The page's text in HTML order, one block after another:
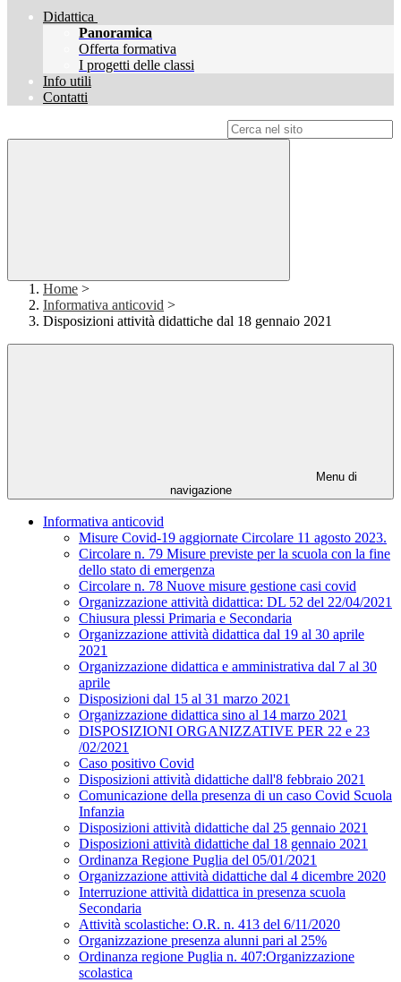
Didattica
Panoramica
Offerta formativa
I progetti delle classi
Info utili
Contatti
Home >
Informativa anticovid >
Disposizioni attività didattiche dal 18 gennaio 2021
Menu di
navigazione
Informativa anticovid
Misure Covid-19 aggiornate Circolare 11 agosto 2023.
Circolare n. 79 Misure previste per la scuola con la fine
dello stato di emergenza
Circolare n. 78 Nuove misure gestione casi covid
Organizzazione attività didattica: DL 52 del 22/04/2021
Chiusura plessi Primaria e Secondaria
Organizzazione attività didattica dal 19 al 30 aprile
2021
Organizzazione didattica e amministrativa dal 7 al 30
aprile
Disposizioni dal 15 al 31 marzo 2021
Organizzazione didattica sino al 14 marzo 2021
DISPOSIZIONI ORGANIZZATIVE PER 22 e 23
/02/2021
Caso positivo Covid
Disposizioni attività didattiche dall'8 febbraio 2021
Comunicazione della presenza di un caso Covid Scuola
Infanzia
Disposizioni attività didattiche dal 25 gennaio 2021
Disposizioni attività didattiche dal 18 gennaio 2021
Ordinanza Regione Puglia del 05/01/2021
Organizzazione attività didattiche dal 4 dicembre 2020
Interruzione attività didattica in presenza scuola
Secondaria
Attività scolastiche: O.R. n. 413 del 6/11/2020
Organizzazione presenza alunni pari al 25%
Ordinanza regione Puglia n. 407:Organizzazione
scolastica